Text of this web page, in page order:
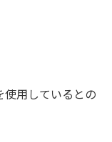
使用しているとの